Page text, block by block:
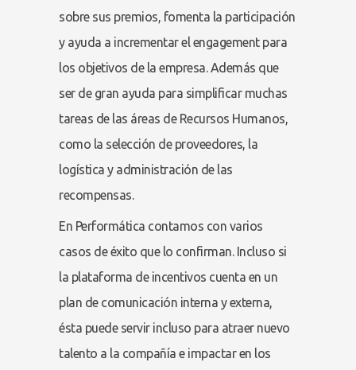
sobre sus premios, fomenta la participación
y ayuda a incrementar el engagement para
los objetivos de la empresa. Además que
ser de gran ayuda para simplificar muchas
tareas de las áreas de Recursos Humanos,
como la selección de proveedores, la
logística y administración de las
recompensas.
En Performática contamos con varios
casos de éxito que lo confirman. Incluso si
la plataforma de incentivos cuenta en un
plan de comunicación interna y externa,
ésta puede servir incluso para atraer nuevo
talento a la compañía e impactar en los